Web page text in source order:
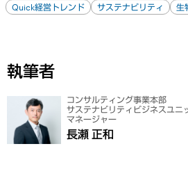
Quick経営トレンド サステナビリティ 生
執筆者
コンサルティング事業本部
サステナビリティビジネスユニ
マネージャー
長瀬 正和